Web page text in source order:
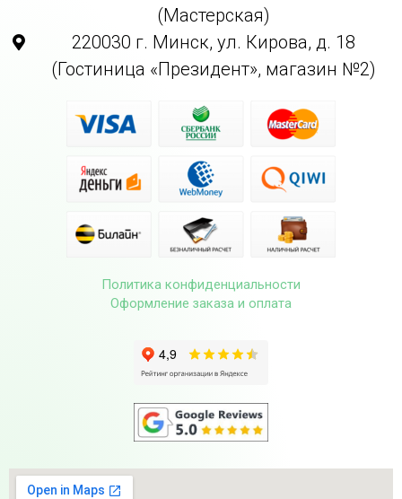
(Мастерская)
220030 г. Минск, ул. Кирова, д. 18
(Гостиница «Президент», магазин №2)
Политика конфиденциальности
Оформление заказа и оплата